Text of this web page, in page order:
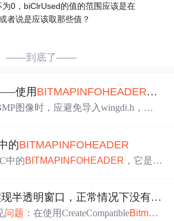
0，biClrUsed的值的范围应该是在
者说是应该取那些值？
——到底了——
使用 BITMAPINFOHEADER最好
图像时，应避免导入wingdi.h，而
的BITMAPINFOHEADER
中的BITMAP INFOHEADER ，它是B
显示颠倒、颜色错误等常见 问题，介
展功能。
GDI+ / PNG 实现半透明窗口，正常情况下没有
问题
问题 ：在使用CreateCompatibleBitmap